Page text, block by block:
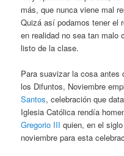
más, que nunca viene mal
Quizá así podamos tener el
en realidad no sea tan malo
listo de la clase.
Para suavizar la cosa antes
los Difuntos, Noviembre
Santos, celebración que
Iglesia Católica rendía
Gregorio III quien, en el
noviembre para esta